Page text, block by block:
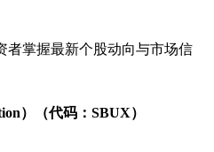
者掌握最新个股动向与市场信
）（代码：SBUX）